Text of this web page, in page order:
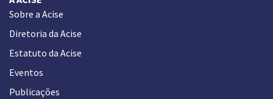
Sobre a Acise
Diretoria da Acise
Estatuto da Acise
Eventos
Publicações